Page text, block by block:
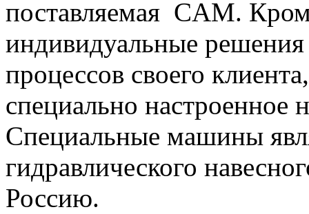
поставляемая CAM.
индивидуальные
процессов своего
специально
Специальные машины
гидравлического
Россию.